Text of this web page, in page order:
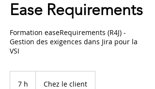
Ease Requirements
Formation easeRequirements (R4J) -
Gestion des exigences dans Jira pour la
VSI
7 h Chez le client